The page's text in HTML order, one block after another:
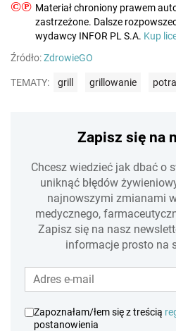
©℗ Materiał chroniony prawem
zastrzeżone. Dalsze
wydawcy INFOR PL S.A. Kup
Źródło:ZdrowieGO
TEMATY: grill grillowanie
Zapisz się na
Chcesz wiedzieć jak dbać o
uniknąć błędów
najnowszymi zmianami
medycznego,
Zapisz się na nasz
informacje prosto na
Zapoznałam/łem się z treścią
postanowienia